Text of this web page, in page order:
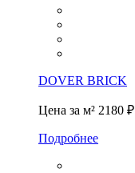
DOVER BRICK
Цена за м² 2180 ₽
Подробнее